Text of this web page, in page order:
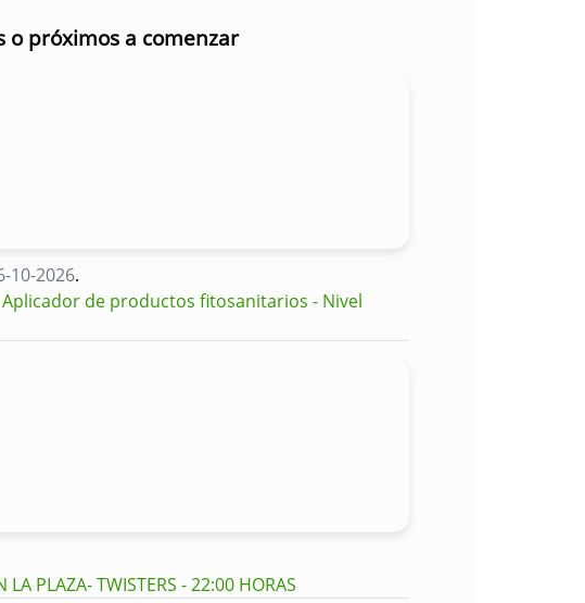
o próximos a comenzar
10-2026.
- Aplicador de productos fitosanitarios - Nivel
LA PLAZA- TWISTERS - 22:00 HORAS